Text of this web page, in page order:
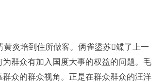
炎培到住所做客。俩雀鋈苏鲽了上一
群众有加入国度大事的权益的问题。毛
众的群众视角。正是在群众群众的汪洋